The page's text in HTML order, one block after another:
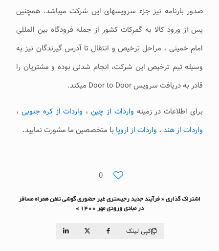
صدور بارنامه نیز جزء سرویسهای این شرکت میباشد. همچنین
پس از ورود کالا به گمرکات کشور از جمله فرودگاه بین المللی
امام خمینی ، مراحل ترخیص و انتقال تا آدرس گیرندگان نیز به
وسیله تیم ترخیص این شرکت، انجام شدنی بوده و مشتریان را
قادر به دریافت سرویس Door to Door میکند.
برای اطلاعات در زمینه واردات از چین، واردات از کره جنوبی ،
واردات از هند ، واردات از اروپا با متخصصین ما مشورت نمایید.
0
اشتراک گذاری « فرآیند جدید رجیستری غیر حضوری گوشی تلفن همراه مسافر
در مبادی ورودی مهر 1400 »
کپی لینک